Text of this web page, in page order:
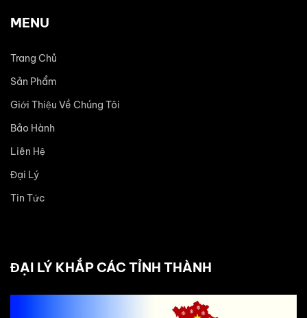
MENU
Trang Chủ
Sản Phẩm
Giới Thiệu Về Chúng Tôi
Bảo Hành
Liên Hệ
Đại Lý
Tin Tức
ĐẠI LÝ KHẮP CÁC TỈNH THÀNH